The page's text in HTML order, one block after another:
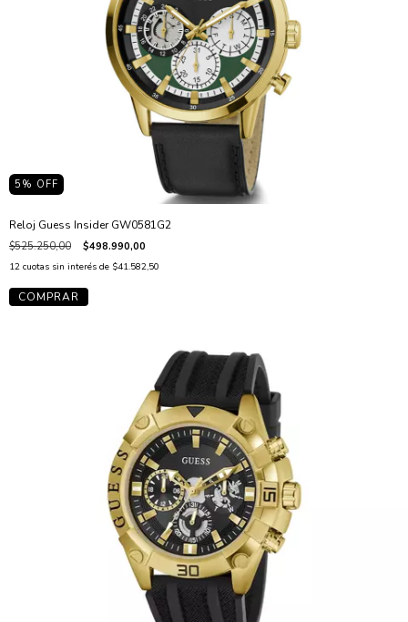
5 % OFF
Reloj Guess Insider GW0581G2
$525.250,00 $498.990,00
12 cuotas sin interés de $41.582,50